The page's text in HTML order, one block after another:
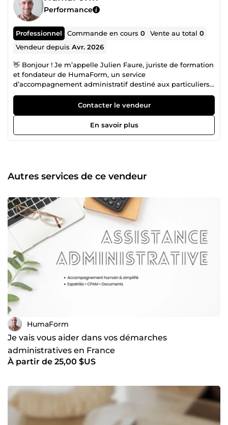
Performance
Professionnel Commande en cours0 Vente au total0
Vendeur depuisAvr. 2026
👋 Bonjour ! Je m’appelle Julien Faure, juriste de formation
et fondateur de HumaForm, un service
d’accompagnement administratif destiné aux particuliers,
expatriés, indépendants et petites structures. Mon objectif
est simple : rendre vos démarches administratives plus
claires, plus fluides et moins stressantes. J’interviens avec
rigueur, réactivité et discrétion pour vous accompagner
dans l’organisation, la compréhension et le suivi de vos
rédaction et compréhension de courriers administratifs •
création de micro-entreprise et formalités administratives •
distance 🤝 Pourquoi faire appel à moi : • expérience en
environnement juridique et administratif •
accompagnement humain et personnalisé •
communication claire, en français ou en anglais • approche
structurée et réactive • confidentialité garantie 📩 Discutons
simplement de votre besoin et voyons ensemble comment
HumaForm peut vous accompagner. 🌍 huma-form.fr ✉️
contact@huma-form.fr
Contacter le vendeur
En savoir plus
Autres services de ce vendeur
HumaForm
Je vais vous aider dans vos démarches
administratives en France
À partir de 25,00 $US